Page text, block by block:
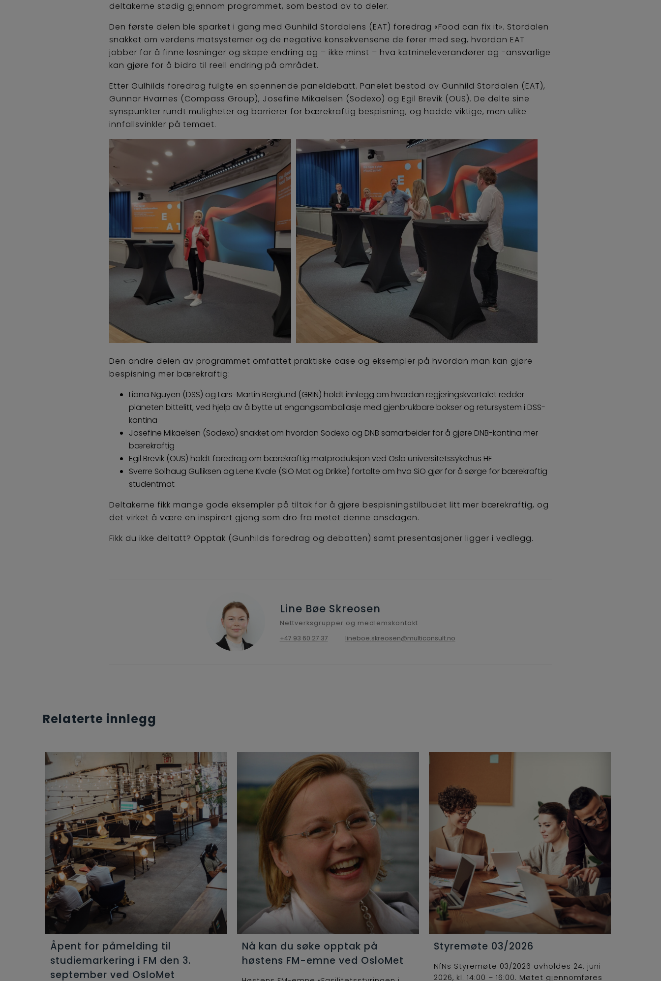
deltakerne stødig gjennom programmet, som bestod av to deler.
Den første delen ble sparket i gang med Gunhild Stordalens (EAT) foredrag «Food can fix it». Stordalen
snakket om verdens matsystemer og de negative konsekvensene de fører med seg, hvordan EAT
jobber for å finne løsninger og skape endring og – ikke minst – hva katnineleverandører og -ansvarlige
kan gjøre for å bidra til reell endring på området.
Etter Gulhilds foredrag fulgte en spennende paneldebatt. Panelet bestod av Gunhild Stordalen (EAT),
Gunnar Hvarnes (Compass Group), Josefine Mikaelsen (Sodexo) og Egil Brevik (OUS). De delte sine
synspunkter rundt muligheter og barrierer for bærekraftig bespisning, og hadde viktige, men ulike
innfallsvinkler på temaet.
Den andre delen av programmet omfattet praktiske case og eksempler på hvordan man kan gjøre
bespisning mer bærekraftig:
Liana Nguyen (DSS) og Lars-Martin Berglund (GRIN) holdt innlegg om hvordan regjeringskvartalet redder
planeten bittelitt, ved hjelp av å bytte ut engangsamballasje med gjenbrukbare bokser og retursystem i DSS-
kantina
Josefine Mikaelsen (Sodexo) snakket om hvordan Sodexo og DNB samarbeider for å gjøre DNB-kantina mer
bærekraftig
Egil Brevik (OUS) holdt foredrag om bærekraftig matproduksjon ved Oslo universitetssykehus HF
Sverre Solhaug Gulliksen og Lene Kvale (SiO Mat og Drikke) fortalte om hva SiO gjør for å sørge for bærekraftig
studentmat
Deltakerne fikk mange gode eksempler på tiltak for å gjøre bespisningstilbudet litt mer bærekraftig, og
det virket å være en inspirert gjeng som dro fra møtet denne onsdagen.
Fikk du ikke deltatt? Opptak (Gunhilds foredrag og debatten) samt presentasjoner ligger i vedlegg.
Line Bøe Skreosen
Nettverksgrupper og medlemskontakt
+47 93 60 27 37
lineboe.skreosen@multiconsult.no
Relaterte innlegg
Åpent for påmelding til
studiemarkering i FM den 3.
september ved OsloMet
Nå kan du søke opptak på
høstens FM-emne ved OsloMet
Styremøte 03/2026
NfNs Styremøte 03/2026 avholdes 24. juni
2026, kl. 14:00 – 16:00. Møtet gjennomføres